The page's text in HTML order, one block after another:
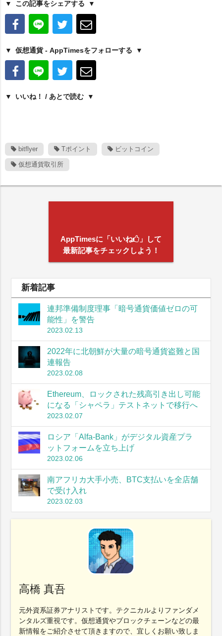
この記事をシェアする
仮想通貨 - AppTimesをフォローする
いいね！ / あとで読む
bitflyer Tポイント ビットコイン
仮想通貨取引所
AppTimesに「いいね
」して
最新記事をチェックしよう！
新着記事
連邦準備制度理事「暗号通貨価値ゼロの可
能性」を警告
2023.02.13
2022年に北朝鮮が大量の暗号通貨盗難と国
連報告
2023.02.08
Ethereum、ロックされた残高引き出し可能
になる「シャペラ」テストネットで移行へ
2023.02.07
ロシア「Alfa-Bank」がデジタル資産プラ
ットフォームを立ち上げ
2023.02.06
南アフリカ大手小売、BTC支払いを全店舗
で受け入れ
2023.02.03
高橋 真吾
元外資系証券アナリストです。テクニカルよりファンダメ
ンタルズ重視です。仮想通貨やブロックチェーンなどの最
新情報をご紹介させて頂きますので、宜しくお願い致しま